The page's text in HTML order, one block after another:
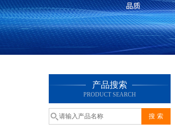
产品搜索
PRODUCT SEARCH